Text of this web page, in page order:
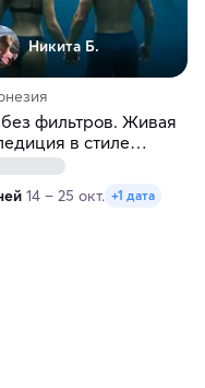
Никита Б.
фильтров. Живая
в стиле
Geographic
14 – 25 окт. +1 дата